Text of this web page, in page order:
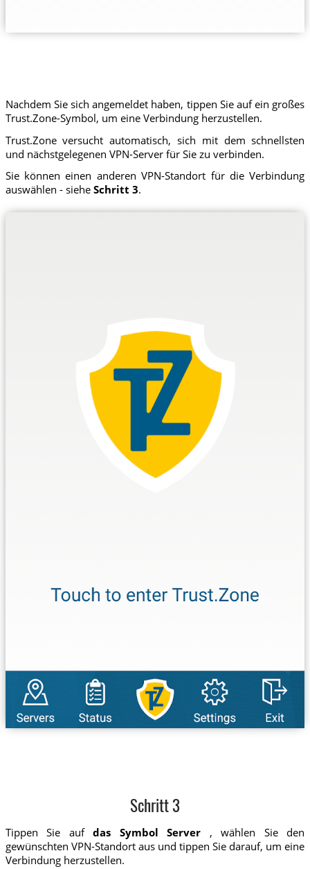
Nachdem Sie sich angemeldet haben, tippen Sie auf ein großes
Trust.Zone-Symbol, um eine Verbindung herzustellen.
Trust.Zone versucht automatisch, sich mit dem schnellsten
und nächstgelegenen VPN-Server für Sie zu verbinden.
Sie können einen anderen VPN-Standort für die Verbindung
auswählen - siehe Schritt 3.
Schritt 3
Tippen Sie aufdas Symbol Server , wählen Sie den
gewünschten VPN-Standort aus und tippen Sie darauf, um eine
Verbindung herzustellen.